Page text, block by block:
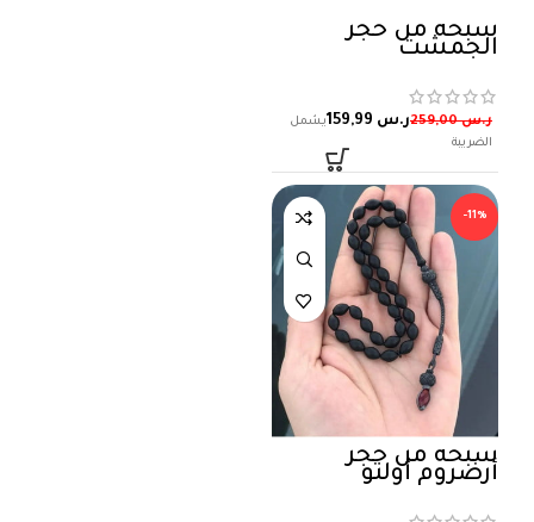
سبحة من حجر
الجمشت
ر.س259,00 ر.س
-11%
سبحة من حجر
أرضروم أولتو